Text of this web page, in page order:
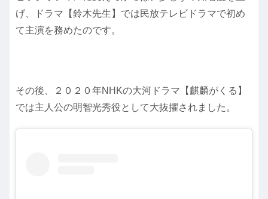
げ、ドラマ【鈴木先生】では民放テレビドラマで初め
て主演を務めたのです。
その後、２０２０年NHKの大河ドラマ【麒麟がくる】
では主人公の明智光秀役として大抜擢されました。